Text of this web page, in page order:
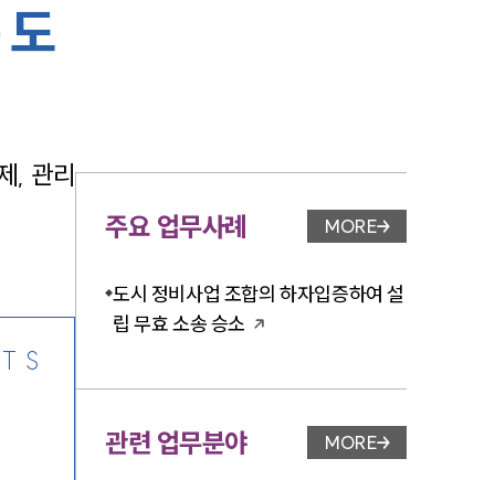
, 관리
주요 업무사례 업무사례 페이지 이
MORE
도시 정비사업 조합의 하자입증하여 설
립 무효 소송 승소
관련 업무분야 업무분야 페이지 이
MORE